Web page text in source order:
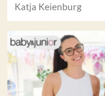
Katja Keienburg